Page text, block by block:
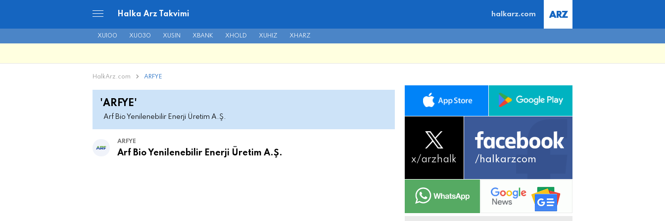
Halka Arz Takvimi halkarz.com
XU100 XU030 XUSIN XBANK XHOLD XUHIZ XHARZ
HalkArz.com ARFYE
'ARFYE'
Arf Bio Yenilenebilir Enerji Üretim A.Ş.
ARFYE
Arf Bio Yenilenebilir Enerji Üretim A.Ş.
x/arzhalk /halkarzcom